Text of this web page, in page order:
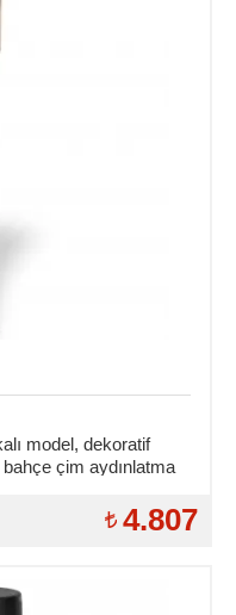
model, dekoratif
çim aydınlatma
4.807